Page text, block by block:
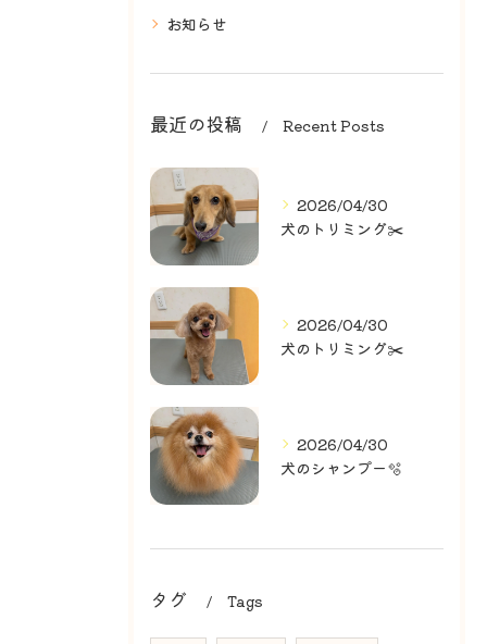
お知らせ
最近の投稿 Recent Posts
2026/04/30
犬のトリミング✂️
2026/04/30
犬のトリミング✂️
2026/04/30
犬のシャンプー🫧
タグ Tags